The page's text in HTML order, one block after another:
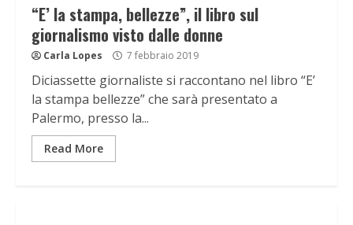
“E’ la stampa, bellezze”, il libro sul
giornalismo visto dalle donne
Carla Lopes 7 febbraio 2019
Diciassette giornaliste si raccontano nel libro “E’
la stampa bellezze” che sarà presentato a
Palermo, presso la...
Read More